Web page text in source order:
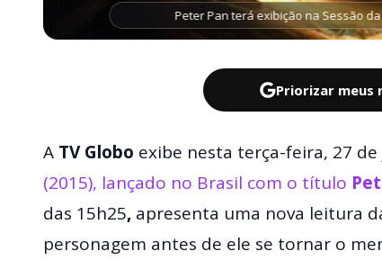
Peter Pan terá exibição na Sessão
Priorizar meus
A TV Globo exibe nesta terça-feira, 27
(2015), lançado no Brasil com o título
das 15h25, apresenta uma nova leitura
personagem antes de ele se tornar o